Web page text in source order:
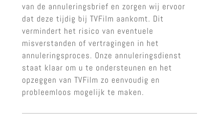
van de annuleringsbrief en zorgen wij ervoor
dat deze tijdig bij TVFilm aankomt. Dit
vermindert het risico van eventuele
misverstanden of vertragingen in het
annuleringsproces. Onze annuleringsdienst
staat klaar om u te ondersteunen en het
opzeggen van TVFilm zo eenvoudig en
probleemloos mogelijk te maken.